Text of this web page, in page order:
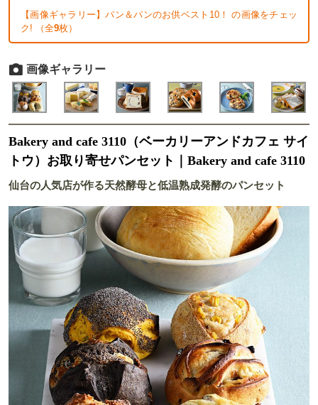
【画像ギャラリー】パン＆パンのお供ベスト10！ の画像をチェッ
ク! （全9枚）
画像ギャラリー
Bakery and cafe 3110（ベーカリーアンドカフェ サイ
トウ）お取り寄せパンセット｜Bakery and cafe 3110
仙台の人気店が作る天然酵母と低温熟成発酵のパンセット